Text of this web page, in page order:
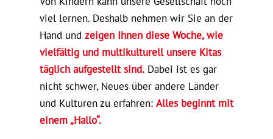
viel lernen. Deshalb nehmen wir Sie an der
Hand und zeigen Ihnen diese Woche, wie
vielfältig und multikulturell unsere Kitas
täglich aufgestellt sind.Dabei ist es gar
nicht schwer, Neues über andere Länder
und Kulturen zu erfahren: Alles beginnt mit
einem „Hallo“.